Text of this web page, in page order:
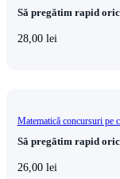
Să pregătim rapid
28,00 lei
Matematică concursuri pe
Să pregătim rapid
26,00 lei